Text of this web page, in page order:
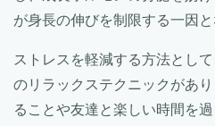
が身長の伸びを制限する一因と
ストレスを軽減する方法とし
のリラックステクニックがあ
ることや友達と楽しい時間を